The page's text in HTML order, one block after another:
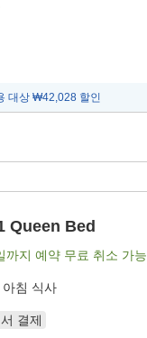
대상 ₩42,028 할인
Queen Bed
까지 예약 무료 취소 가능
아침 식사
결제